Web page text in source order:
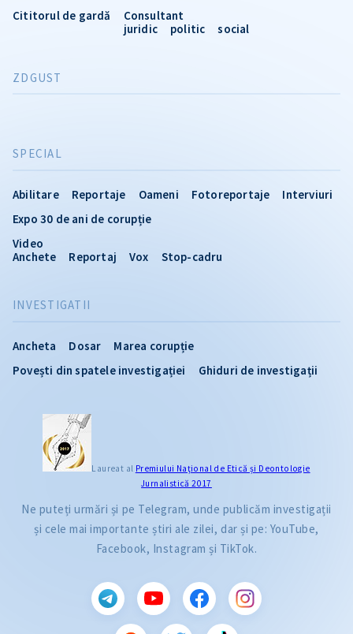
INVESTIGATII
Ancheta Dosar
Marea corupție
Povești din spatele investigației
Ghiduri de investigații
SPECIAL
Abilitare Reportaje Oameni Fotoreportaje
Interviuri
Expo 30 de ani de corupție
Video
Anchete
Reportaj Vox Stop-cadru
Cititorul de gardă
Consultant
juridic
politic social
ZDGUST
Laureat al Premiului Naţional de Etică și Deontologie
Jurnalistică 2017
Ne puteți urmări și pe Telegram, unde publicăm investigații
și cele mai importante știri ale zilei, dar și pe: YouTube,
Facebook, Instagram și TikTok.